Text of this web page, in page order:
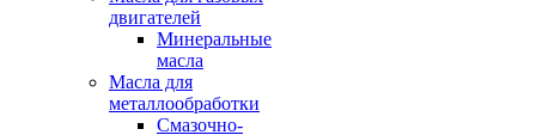
двигателей
Минеральные
масла
Масла для
металлообработки
Смазочно-